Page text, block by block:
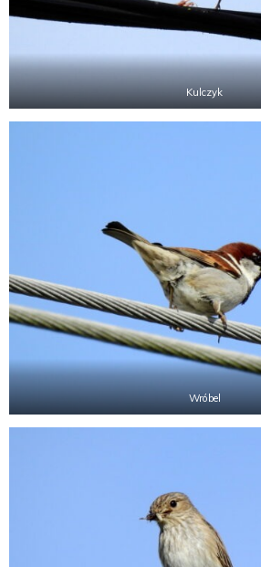
Kulczyk
Wróbel